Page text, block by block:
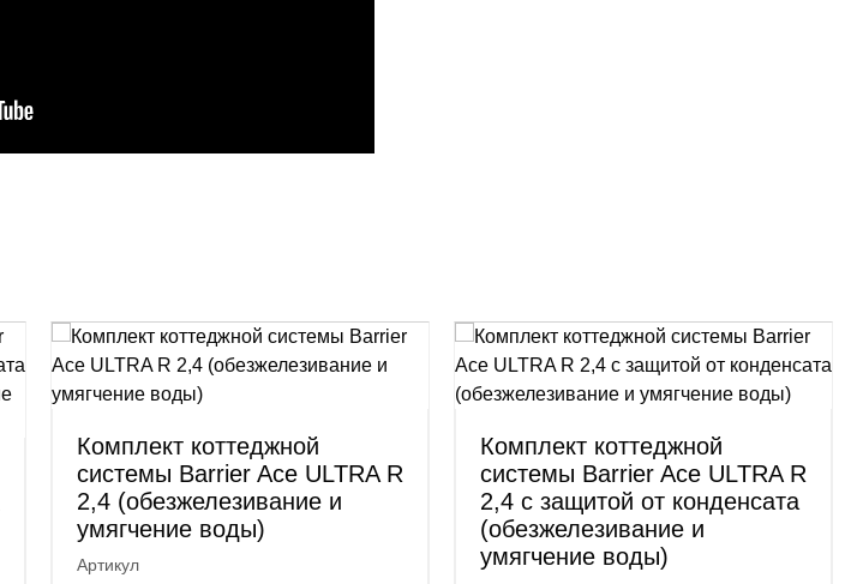
Комплект коттеджной
системы Barrier Ace ULTRA R
2,4 (обезжелезивание и
умягчение воды)
Артикул
Комплект коттеджной
системы Barrier Ace ULTRA R
2,4 с защитой от конденсата
(обезжелезивание и
умягчение воды)